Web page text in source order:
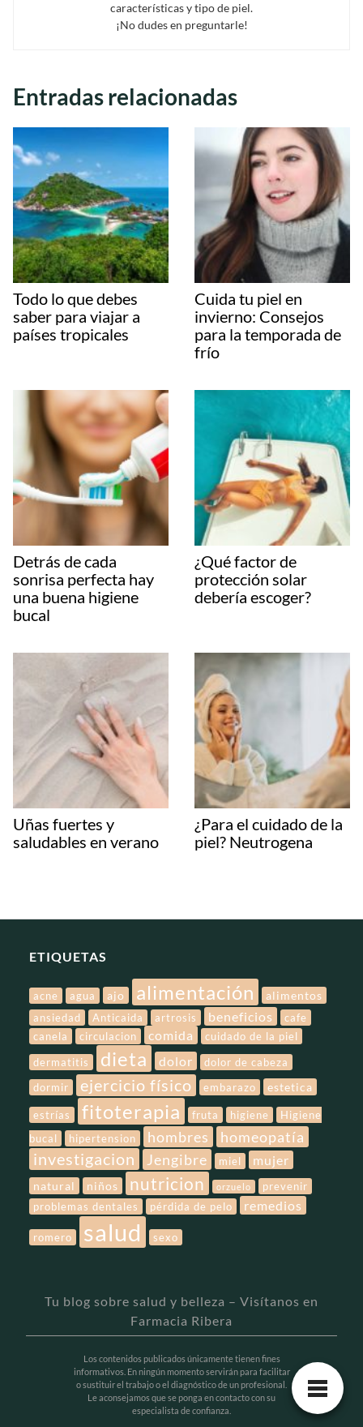
características y tipo de piel.
¡No dudes en preguntarle!
Entradas relacionadas
Todo lo que debes
saber para viajar a
países tropicales
Cuida tu piel en
invierno: Consejos
para la temporada de
frío
Detrás de cada
sonrisa perfecta hay
una buena higiene
bucal
¿Qué factor de
protección solar
debería escoger?
Uñas fuertes y
saludables en verano
¿Para el cuidado de la
piel? Neutrogena
ETIQUETAS
acne agua ajo alimentación alimentos
ansiedad Anticaida artrosis beneficios
cafe
canela
circulacion comida
cuidado de la piel
dermatitis
dieta dolor
dolor de cabeza
dormir
ejercicio físico embarazo estetica
estrías fitoterapia fruta higiene
Higiene
bucal
hipertension hombres homeopatía
investigacion Jengibre miel mujer
natural niños nutricion orzuelo
prevenir
problemas dentales
pérdida de pelo remedios
romero salud sexo
Tu blog sobre salud y belleza – Visítanos en
Farmacia Ribera
Los contenidos publicados únicamente tienen fines
informativos. En ningún momento servirán para facilitar
o sustituir el trabajo o el diagnóstico de un profesional.
Le aconsejamos que se ponga en contacto con su
especialista de confianza.